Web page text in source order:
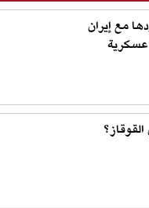
مع إيران
عسكرية